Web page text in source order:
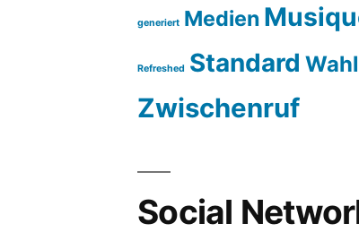
generiert Medien
Refreshed Standard
Zwischenruf
Social